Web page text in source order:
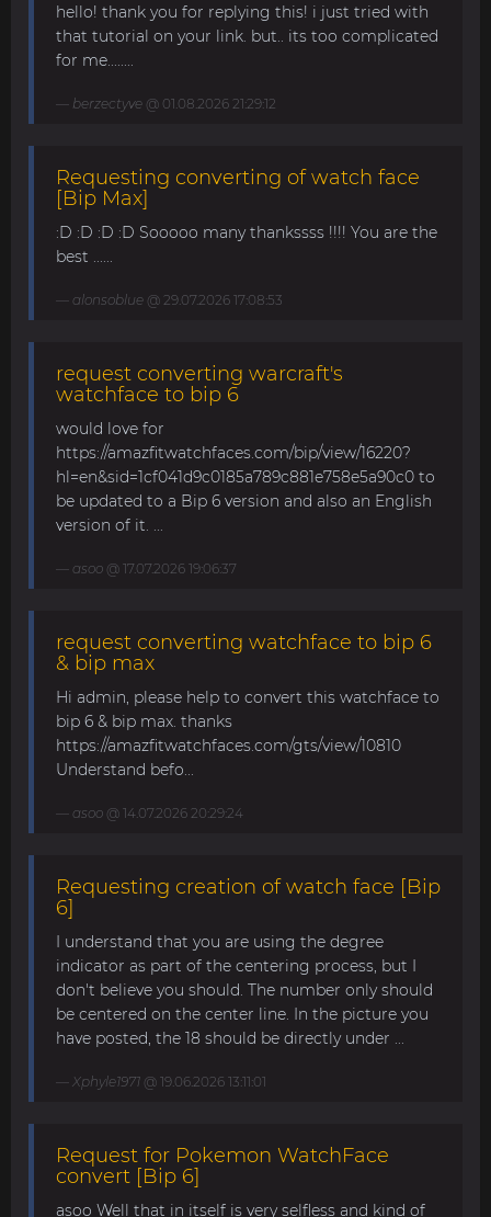
hello! thank you for replying this! i just tried with
that tutorial on your link. but.. its too complicated
for me........
berzectyve @ 01.08.2026 21:29:12
Requesting converting of watch face
[Bip Max]
:D :D :D :D Sooooo many thankssss !!!! You are the
best ......
alonsoblue @ 29.07.2026 17:08:53
request converting warcraft's
watchface to bip 6
would love for
https://amazfitwatchfaces.com/bip/view/16220?
hl=en&sid=1cf041d9c0185a789c881e758e5a90c0 to
be updated to a Bip 6 version and also an English
version of it. ...
asoo @ 17.07.2026 19:06:37
request converting watchface to bip 6
& bip max
Hi admin, please help to convert this watchface to
bip 6 & bip max. thanks
https://amazfitwatchfaces.com/gts/view/10810
Understand befo...
asoo @ 14.07.2026 20:29:24
Requesting creation of watch face [Bip
6]
I understand that you are using the degree
indicator as part of the centering process, but I
don't believe you should. The number only should
be centered on the center line. In the picture you
have posted, the 18 should be directly under ...
Xphyle1971 @ 19.06.2026 13:11:01
Request for Pokemon WatchFace
convert [Bip 6]
asoo Well that in itself is very selfless and kind of